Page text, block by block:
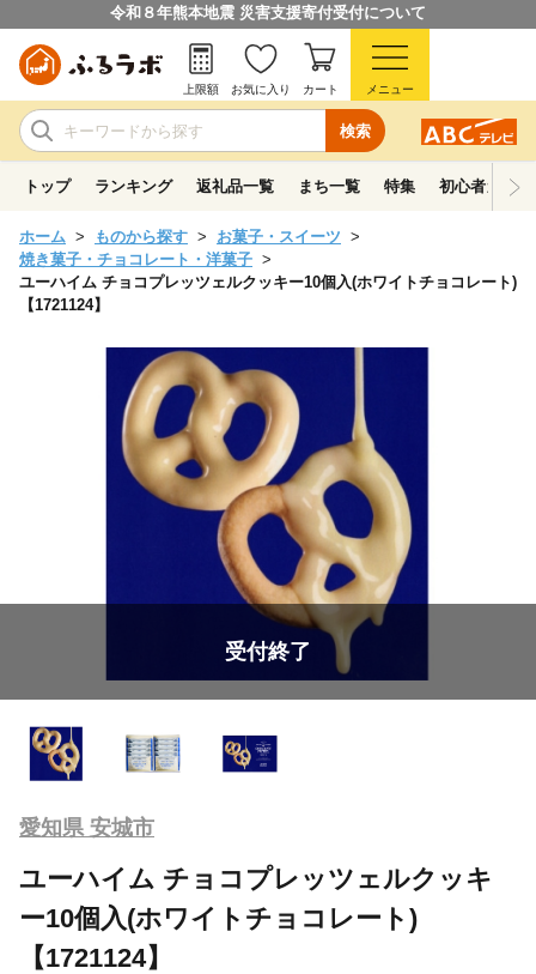
令和８年熊本地震 災害支援寄付受付について
検索
上限額 お気に入り カート メニュー
トップ ランキング 返礼品一覧 まち一覧 特集 初心者ガイド
ホーム ものから探す
お菓子・スイーツ
焼き菓子・チョコレート・洋菓子
ユーハイム チョコプレッツェルクッキー10個入(ホワイトチョコレート)
【1721124】
受付終了
愛知県 安城市
ユーハイム チョコプレッツェルクッキ
ー10個入(ホワイトチョコレート)
【1721124】